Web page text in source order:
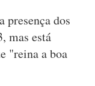
presença dos
mas está
"reina a boa